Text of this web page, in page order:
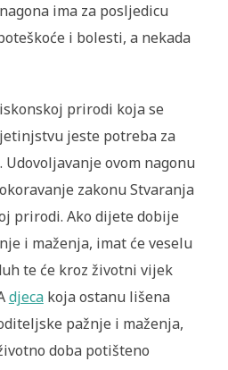
ima za posljedicu
i bolesti, a nekada
prirodi koja se
jeste potreba za
ovom nagonu
zakonu Stvaranja
prirodi. Ako dijete dobije
i maženja, imat će veselu
te će kroz životni vijek
djecakoja ostanu lišena
pažnje i maženja,
doba potišteno